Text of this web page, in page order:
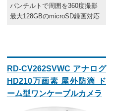
パンチルトで周囲を360度撮影
最大128GBのmicroSD録画対応
RD-CV262SVWC アナログ
HD210万画素 屋外防滴 ド
ーム型ワンケーブルカメラ